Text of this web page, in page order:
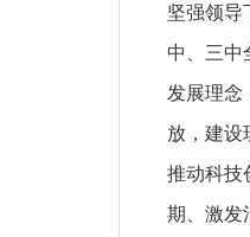
坚强领导
中、三中
发展理念
放，建设
推动科技
期、激发